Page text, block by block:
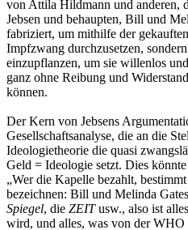
von Attila Hildmann und anderen,
Jebsen und behaupten, Bill und
fabriziert, um mithilfe der
Impfzwang durchzusetzen,
einzupflanzen, um sie willenlos
ganz ohne Reibung und
können.
Der Kern von Jebsens
Gesellschaftsanalyse, die an die
Ideologietheorie die quasi
Geld = Ideologie setzt. Dies
„Wer die Kapelle bezahlt,
bezeichnen: Bill und Melinda
Spiegel, die ZEITusw., also ist
wird, und alles, was von der